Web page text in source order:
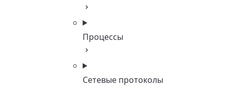
Процессы
Сетевые протоколы